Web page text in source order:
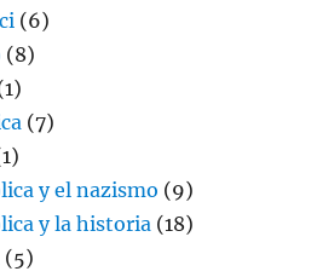
(6)
(8)
(7)
y el nazismo (9)
y la historia (18)
(5)